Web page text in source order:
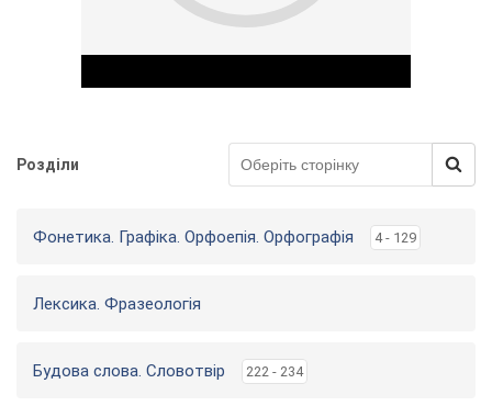
Play Video
Розділи
Фонетика. Графіка. Орфоепія. Орфографія 4 - 129
Лексика. Фразеологія
Будова слова. Словотвір 222 - 234